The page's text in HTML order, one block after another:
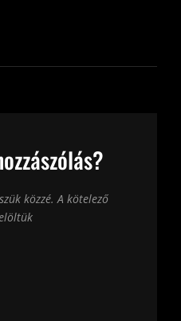
közzé. A kötelező